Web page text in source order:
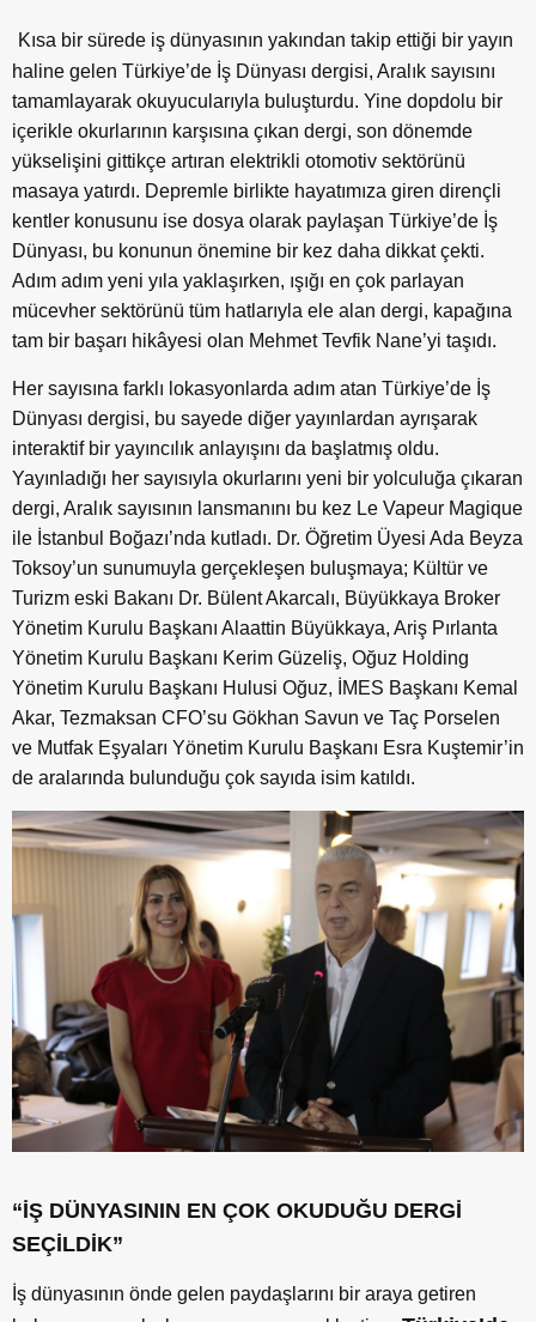
Kısa bir sürede iş dünyasının yakından takip ettiği bir yayın
haline gelen Türkiye’de İş Dünyası dergisi, Aralık sayısını
tamamlayarak okuyucularıyla buluşturdu. Yine dopdolu bir
içerikle okurlarının karşısına çıkan dergi, son dönemde
yükselişini gittikçe artıran elektrikli otomotiv sektörünü
masaya yatırdı. Depremle birlikte hayatımıza giren dirençli
kentler konusunu ise dosya olarak paylaşan Türkiye’de İş
Dünyası, bu konunun önemine bir kez daha dikkat çekti.
Adım adım yeni yıla yaklaşırken, ışığı en çok parlayan
mücevher sektörünü tüm hatlarıyla ele alan dergi, kapağına
tam bir başarı hikâyesi olan Mehmet Tevfik Nane’yi taşıdı.
Her sayısına farklı lokasyonlarda adım atan Türkiye’de İş
Dünyası dergisi, bu sayede diğer yayınlardan ayrışarak
interaktif bir yayıncılık anlayışını da başlatmış oldu.
Yayınladığı her sayısıyla okurlarını yeni bir yolculuğa çıkaran
dergi, Aralık sayısının lansmanını bu kez Le Vapeur Magique
ile İstanbul Boğazı’nda kutladı. Dr. Öğretim Üyesi Ada Beyza
Toksoy’un sunumuyla gerçekleşen buluşmaya; Kültür ve
Turizm eski Bakanı Dr. Bülent Akarcalı, Büyükkaya Broker
Yönetim Kurulu Başkanı Alaattin Büyükkaya, Ariş Pırlanta
Yönetim Kurulu Başkanı Kerim Güzeliş, Oğuz Holding
Yönetim Kurulu Başkanı Hulusi Oğuz, İMES Başkanı Kemal
Akar, Tezmaksan CFO’su Gökhan Savun ve Taç Porselen
ve Mutfak Eşyaları Yönetim Kurulu Başkanı Esra Kuştemir’in
de aralarında bulunduğu çok sayıda isim katıldı.
“İŞ DÜNYASININ EN ÇOK OKUDUĞU DERGİ
SEÇİLDİK”
İş dünyasının önde gelen paydaşlarını bir araya getiren